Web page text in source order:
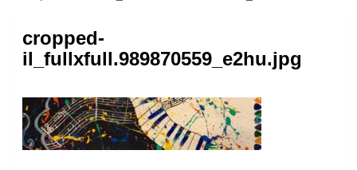
cropped-
il_fullxfull.989870559_e2hu.jpg